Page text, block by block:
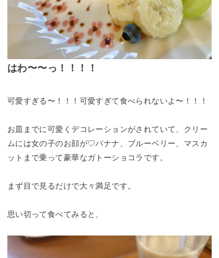
はわ〜〜っ！！！！
可愛すぎる〜！！！可愛すぎて食べられないよ〜！！！
お皿までに可愛くデコレーションがされていて、クリー
ムには女の子のお顔が♡バナナ、ブルーベリー、マスカ
ットまで乗って豪華なガトーショコラです。
まず目で見るだけで大々満足です。
思い切って食べてみると、